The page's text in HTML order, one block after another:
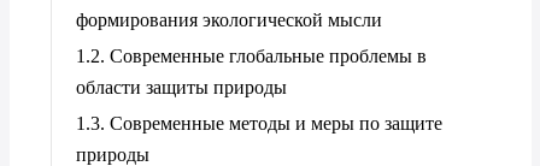
формирования экологической мысли
1.2. Современные глобальные проблемы в
области защиты природы
1.3. Современные методы и меры по защите
природы